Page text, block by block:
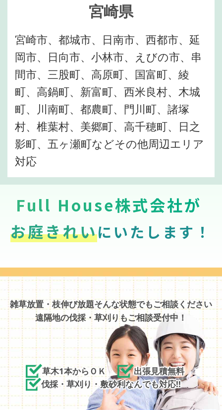
宮崎県
宮崎市、都城市、日南市、西都市、延
岡市、日向市、小林市、えびの市、串
間市、三股町、高原町、国富町、綾
町、高鍋町、新富町、西米良村、木城
町、川南町、都農町、門川町、諸塚
村、椎葉村、美郷町、高千穂町、日之
影町、五ヶ瀬町などその他周辺エリア
対応
Full House株式会社が
お庭きれいにいたします！
雑草放置・枝伸び放題そんな状態でもご相談ください
遠隔地の伐採・草刈りもご相談受付中！
草木1本からＯＫ
出張見積無料
伐採・草刈り・敷砂利なんでも対応!!